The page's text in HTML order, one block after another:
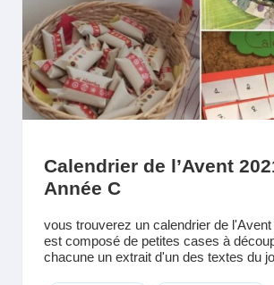
Calendrier de l’Avent
Année C
vous trouverez un calendrier de
est composé de petites cases à
chacune un extrait d'un des textes du